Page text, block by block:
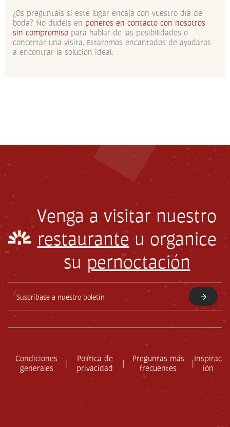
¿Os preguntáis si este lugar encaja con vuestro día de
boda? No dudéis en poneros en contacto con nosotros
sin compromiso para hablar de las posibilidades o
concertar una visita. Estaremos encantados de ayudaros
a encontrar la solución ideal.
Venga a visitar nuestro
restauranteu organice
su pernoctación
i
c
ó
n
Condiciones
generales
|
Política de
privacidad
|
Preguntas más
frecuentes
|Inspirac
ión